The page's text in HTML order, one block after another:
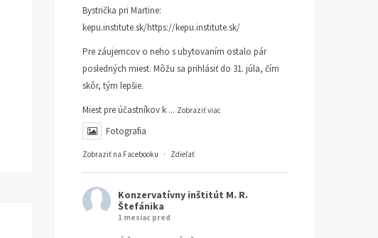
Bystrička pri Martine:
kepu.institute.sk/https://kepu.institute.sk/
Pre záujemcov o neho s ubytovaním ostalo pár
posledných miest. Môžu sa prihlásiť do 31. júla, čím
skôr, tým lepšie.
Miest pre účastníkov k ... Zobraziť viac
Fotografia
Zobraziť na Facebooku · Zdieľať
Konzervatívny inštitút M. R.
Štefánika
1 mesiac pred